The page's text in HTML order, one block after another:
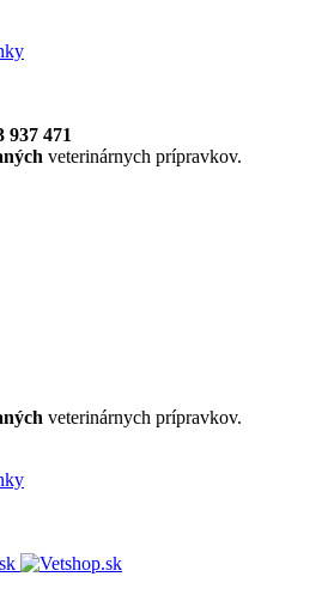
937 471
veterinárnych prípravkov.
veterinárnych prípravkov.